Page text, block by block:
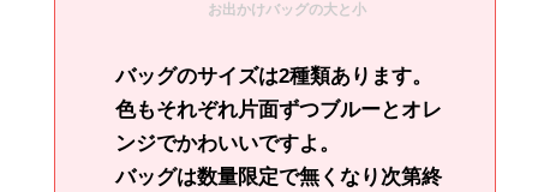
お出かけバッグの大と小
バッグのサイズは2種類あります。
色もそれぞれ片面ずつブルーとオレ
ンジでかわいいですよ。
バッグは数量限定で無くなり次第終